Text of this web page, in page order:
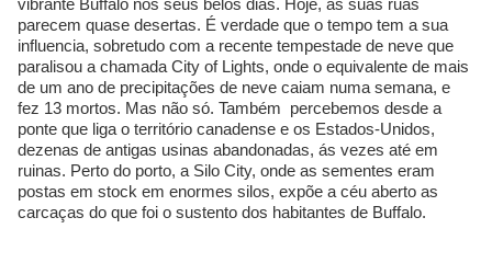
vibrante Buffalo nos seus belos dias. Hoje, as suas ruas
parecem quase desertas. É verdade que o tempo tem a sua
influencia, sobretudo com a recente tempestade de neve que
paralisou a chamada City of Lights, onde o equivalente de mais
de um ano de precipitações de neve caiam numa semana, e
fez 13 mortos. Mas não só. Também percebemos desde a
ponte que liga o território canadense e os Estados-Unidos,
dezenas de antigas usinas abandonadas, ás vezes até em
ruinas. Perto do porto, a Silo City, onde as sementes eram
postas em stock em enormes silos, expõe a céu aberto as
carcaças do que foi o sustento dos habitantes de Buffalo.